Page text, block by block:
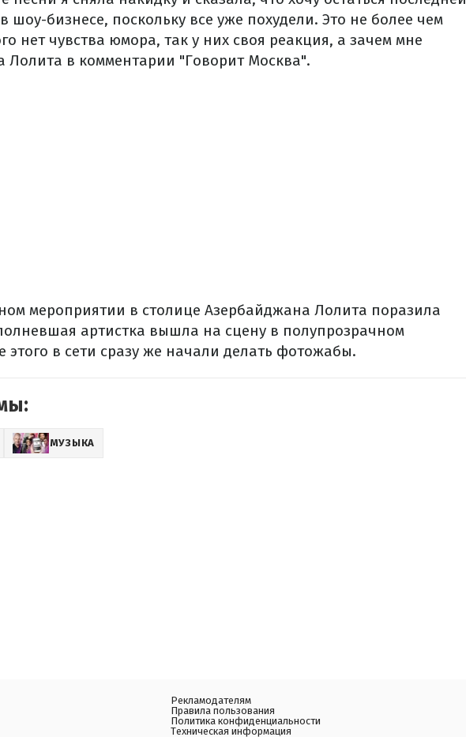
шоу-бизнесе, поскольку все уже похудели. Это не более чем
нет чувства юмора, так у них своя реакция, а зачем мне
Лолита в комментарии "Говорит Москва".
мероприятии в столице Азербайджана Лолита поразила
артистка вышла на сцену в полупрозрачном
этого в сети сразу же начали делать фотожабы.
МУЗЫКА
Рекламодателям
Правила пользования
Политика конфиденциальности
Техническая информация